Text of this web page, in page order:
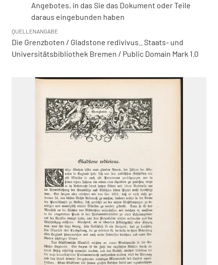
Angebotes, in das Sie das Dokument oder Teile
daraus eingebunden haben
QUELLENANGABE
Die Grenzboten / Gladstone redivivus.. Staats- und
Universitätsbibliothek Bremen / Public Domain Mark 1.0